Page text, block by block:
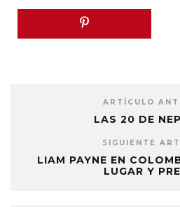
ARTÍCULO
LAS 20 DE
SIGUIENTE
LIAM PAYNE EN
LUGAR Y